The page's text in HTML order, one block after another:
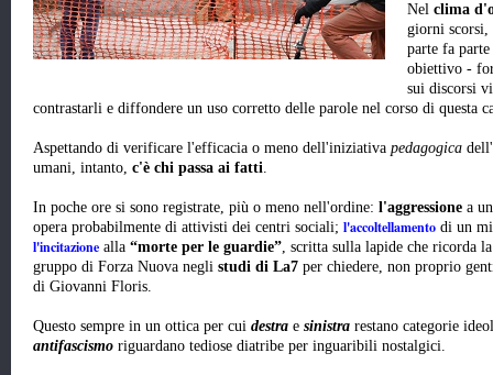
Nel clima
giorni scorsi,
parte fa
obiettivo -
sui discorsi
contrastarli e diffondere un uso corretto delle parole nel corso di questa
Aspettando di verificare l'efficacia o meno dell'iniziativa pedagogica
umani, intanto, c'è chi passa ai fatti.
In poche ore si sono registrate, più o meno nell'ordine: l'aggressione a
opera probabilmente di attivisti dei centri sociali; l'accoltellamento di un
l'incitazione alla “morte per le guardie”, scritta sulla lapide che ricorda
gruppo di Forza Nuova negli studi di La7 per chiedere, non proprio
di Giovanni Floris.
Questo sempre in un ottica per cui destra e sinistra restano categorie
antifascismo riguardano tediose diatribe per inguaribili nostalgici.